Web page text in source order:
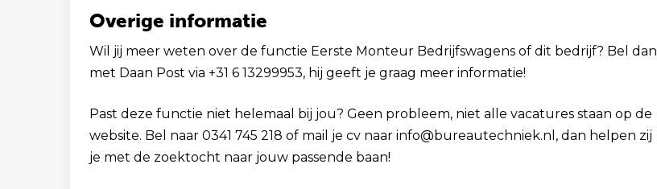
Overige informatie
Wil jij meer weten over de functie Eerste Monteur Bedrijfswagens of dit bedrijf? Bel dan
met Daan Post via +31 6 13299953, hij geeft je graag meer informatie!
Past deze functie niet helemaal bij jou? Geen probleem, niet alle vacatures staan op de
website. Bel naar 0341 745 218 of mail je cv naar info@bureautechniek.nl, dan helpen zij
je met de zoektocht naar jouw passende baan!